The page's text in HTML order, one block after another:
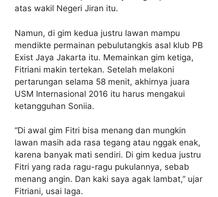
atas wakil Negeri Jiran itu.
Namun, di gim kedua justru lawan mampu
mendikte permainan pebulutangkis asal klub PB
Exist Jaya Jakarta itu. Memainkan gim ketiga,
Fitriani makin tertekan. Setelah melakoni
pertarungan selama 58 menit, akhirnya juara
USM Internasional 2016 itu harus mengakui
ketangguhan Soniia.
“Di awal gim Fitri bisa menang dan mungkin
lawan masih ada rasa tegang atau nggak enak,
karena banyak mati sendiri. Di gim kedua justru
Fitri yang rada ragu-ragu pukulannya, sebab
menang angin. Dan kaki saya agak lambat,” ujar
Fitriani, usai laga.